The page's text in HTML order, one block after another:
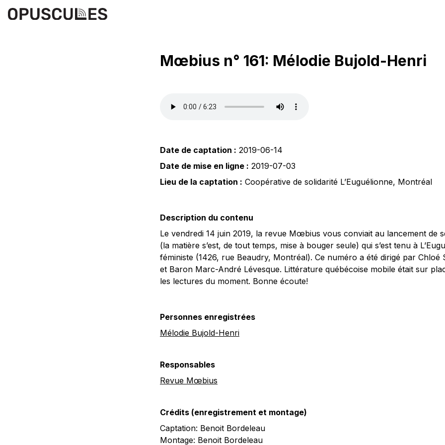
Mœbius n° 161: Mélodie Bujold-Henri
Date de captation : 2019-06-14
Date de mise en ligne : 2019-07-03
Lieu de la captation : Coopérative de solidarité L’Euguélionne, Montréal
Description du contenu
Le vendredi 14 juin 2019, la revue Mœbius vous conviait au lancement de
(la matière s’est, de tout temps, mise à bouger seule) qui s’est tenu à
féministe (1426, rue Beaudry, Montréal). Ce numéro a été dirigé par Chloé
et Baron Marc-André Lévesque. Littérature québécoise mobile était sur
les lectures du moment. Bonne écoute!
Personnes enregistrées
Mélodie Bujold-Henri
Responsables
Revue Mœbius
Crédits (enregistrement et montage)
Captation: Benoit Bordeleau
Montage: Benoit Bordeleau